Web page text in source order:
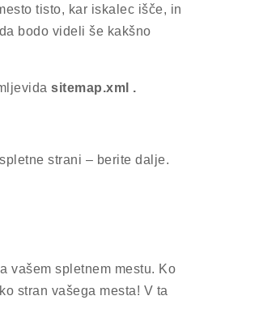
tisto, kar iskalec išče, in
bodo videli še kakšno
sitemap.xml .
strani – berite dalje.
vašem spletnem mestu. Ko
stran vašega mesta! V ta